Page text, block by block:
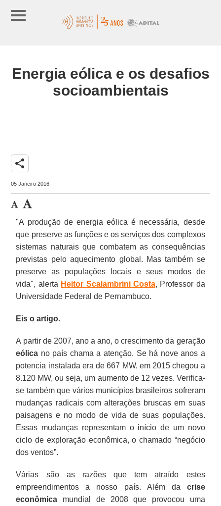
Energia eólica e os desafios
socioambientais
share
05 Janeiro 2016
"A produção de energia eólica é necessária, desde
que preserve as funções e os serviços dos complexos
sistemas naturais que combatem as consequências
previstas peloaquecimento global . Mas também se
preserve as populações locais e seus modos de
vida", alerta Heitor Scalambrini Costa, Professor da
Universidade Federal de Pernambuco.
Eis o artigo.
A partir de 2007, ano a ano, o crescimento da geração
eólica no país chama a atenção. Se há nove anos a
potencia instalada era de 667 MW, em 2015 chegou a
8.120 MW, ou seja, um aumento de 12 vezes. Verifica-
se também que vários municípios brasileiros sofreram
mudanças radicais com alterações bruscas em suas
paisagens e no modo de vida de suas populações.
Essas mudanças representam o início de um novo
ciclo de exploração econômica, o chamado “negócio
dos ventos”.
Várias são as razões que tem atraído estes
empreendimentos a nosso país. Além da crise
econômica mundial de 2008 que provocou uma